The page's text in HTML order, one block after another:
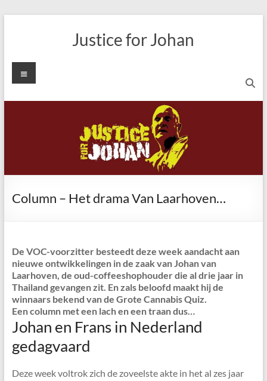
Justice for Johan
Menu
Column – Het drama Van Laarhoven…
De VOC-voorzitter besteedt deze week aandacht aan
nieuwe ontwikkelingen in de zaak van Johan van
Laarhoven, de oud-coffeeshophouder die al drie jaar in
Thailand gevangen zit. En zals beloofd maakt hij de
winnaars bekend van de Grote Cannabis Quiz.
Een column met een lach en een traan dus…
Johan en Frans in Nederland
gedagvaard
Deze week voltrok zich de zoveelste akte in het al zes jaar